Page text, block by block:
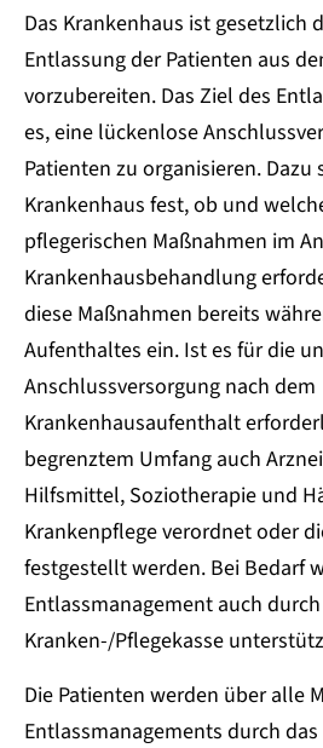
Das Krankenhaus ist gesetzlich
Entlassung der Patienten aus
vorzubereiten. Das Ziel des
es, eine lückenlose
Patienten zu organisieren. Dazu
Krankenhaus fest, ob und
pflegerischen Maßnahmen im
Krankenhausbehandlung
diese Maßnahmen bereits
Aufenthaltes ein. Ist es für die
Anschlussversorgung nach dem
Krankenhausaufenthalt
begrenztem Umfang auch
Hilfsmittel, Soziotherapie und
Krankenpflege verordnet oder
festgestellt werden. Bei Bedarf
Entlassmanagement auch
Kranken-/Pflegekasse
Die Patienten werden über alle
Entlassmanagements durch